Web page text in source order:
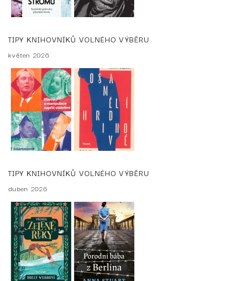
TIPY KNIHOVNÍKŮ VOLNÉHO VÝBĚRU
květen 2026
TIPY KNIHOVNÍKŮ VOLNÉHO VÝBĚRU
duben 2026